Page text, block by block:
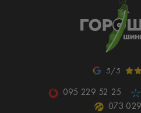
5/5
095 229 52 25
073